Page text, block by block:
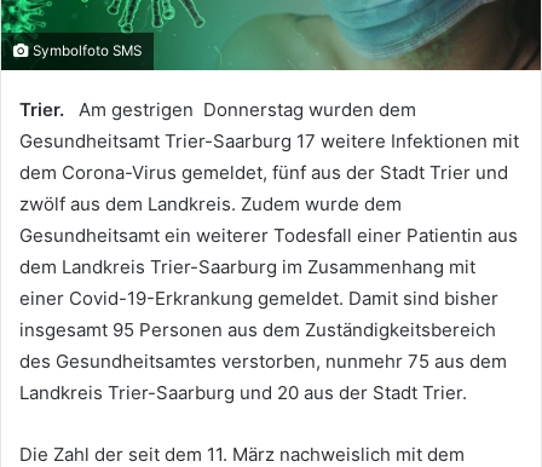
Symbolfoto SMS
Trier. Am gestrigen Donnerstag wurden dem
Gesundheitsamt Trier-Saarburg 17 weitere Infektionen mit
dem Corona-Virus gemeldet, fünf aus der Stadt Trier und
zwölf aus dem Landkreis. Zudem wurde dem
Gesundheitsamt ein weiterer Todesfall einer Patientin aus
dem Landkreis Trier-Saarburg im Zusammenhang mit
einer Covid-19-Erkrankung gemeldet. Damit sind bisher
insgesamt 95 Personen aus dem Zuständigkeitsbereich
des Gesundheitsamtes verstorben, nunmehr 75 aus dem
Landkreis Trier-Saarburg und 20 aus der Stadt Trier.
Die Zahl der seit dem 11. März nachweislich mit dem